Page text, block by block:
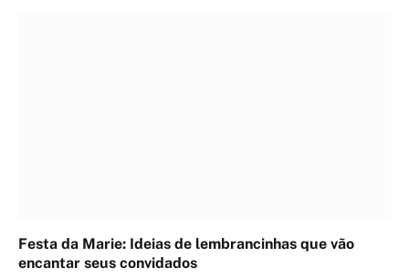
Festa da Marie: Ideias de lembrancinhas que vão
encantar seus convidados